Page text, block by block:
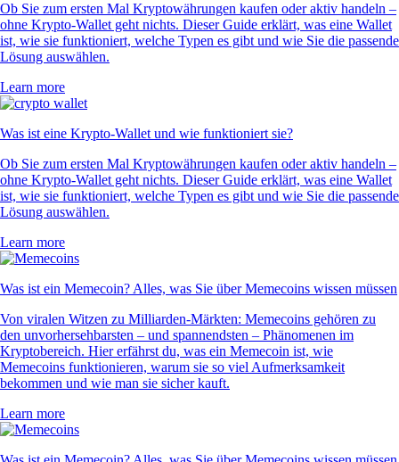
Ob Sie zum ersten Mal Kryptowährungen kaufen oder aktiv handeln –
ohne Krypto-Wallet geht nichts. Dieser Guide erklärt, was eine Wallet
ist, wie sie funktioniert, welche Typen es gibt und wie Sie die passende
Lösung auswählen.
Learn more
Was ist eine Krypto-Wallet und wie funktioniert sie?
Ob Sie zum ersten Mal Kryptowährungen kaufen oder aktiv handeln –
ohne Krypto-Wallet geht nichts. Dieser Guide erklärt, was eine Wallet
ist, wie sie funktioniert, welche Typen es gibt und wie Sie die passende
Lösung auswählen.
Learn more
Was ist ein Memecoin? Alles, was Sie über Memecoins wissen müssen
Von viralen Witzen zu Milliarden-Märkten: Memecoins gehören zu
den unvorhersehbarsten – und spannendsten – Phänomenen im
Kryptobereich. Hier erfährst du, was ein Memecoin ist, wie
Memecoins funktionieren, warum sie so viel Aufmerksamkeit
bekommen und wie man sie sicher kauft.
Learn more